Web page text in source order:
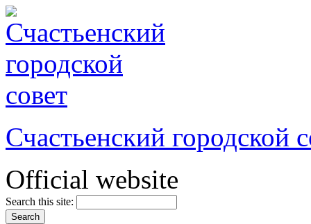
Счастьенский городской
Official website
Search this site: